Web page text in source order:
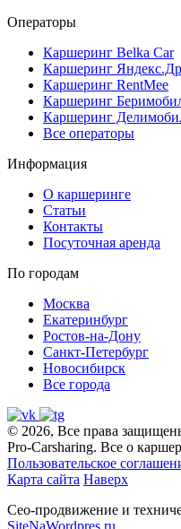
Операторы
Каршеринг Belka Car
Каршеринг
Каршеринг RentMee
Каршеринг
Каршеринг
Все операторы
Информация
О каршеринге
Статьи
Контакты
Посуточная аренда
По городам
Москва
Екатеринбург
Ростов-на-Дону
Санкт-Петербург
Новосибирск
Все города
© 2026, Все права
Pro-Carsharing. Все о
Пользовательское
Карта сайта Наверх
Сео-продвижение и
SiteNaWordpres.ru